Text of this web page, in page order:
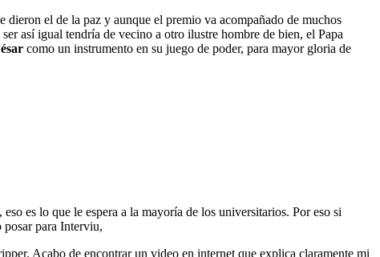
dieron el de la paz y aunque el premio va acompañado de muchos
así igual tendría de vecino a otro ilustre hombre de bien, el Papa
como un instrumento en su juego de poder, para mayor gloria de
es lo que le espera a la mayoría de los universitarios. Por eso si
posar para Interviu,
Acabo de encontrar un video en internet que explica claramente mi